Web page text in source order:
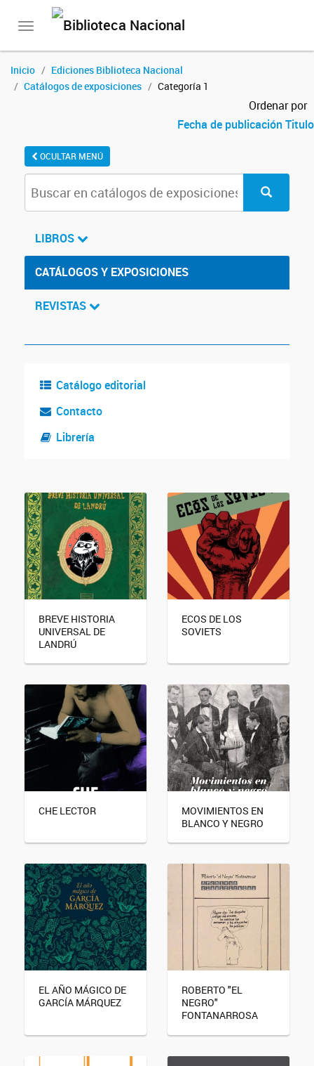
Toggle
Inicio
Ediciones Biblioteca Nacional
Catálogos de exposiciones
Categoría 1
Ordenar por
Fecha de publicaciónTitulo
OCULTAR MENÚ
LIBROS
CATÁLOGOS Y EXPOSICIONES
REVISTAS
Catálogo editorial
Contacto
Librería
BREVE HISTORIA
UNIVERSAL DE
LANDRÚ
ECOS DE LOS
SOVIETS
CHE LECTOR
MOVIMIENTOS EN
BLANCO Y NEGRO
EL AÑO MÁGICO DE
GARCÍA MÁRQUEZ
ROBERTO "EL
NEGRO"
FONTANARROSA